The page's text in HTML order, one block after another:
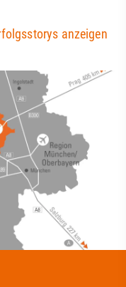
anzeigen